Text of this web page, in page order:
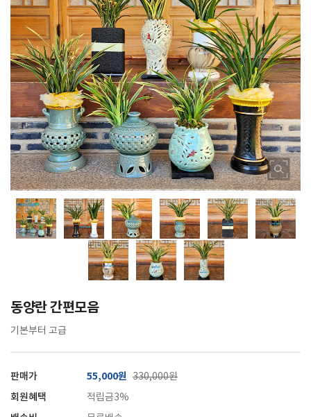
동양란 간편모음
기본부터 고급
판매가 55,000원 330,000원
회원혜택 적립금3%